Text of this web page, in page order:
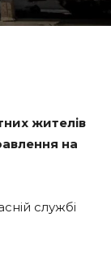
жителів
на
службі